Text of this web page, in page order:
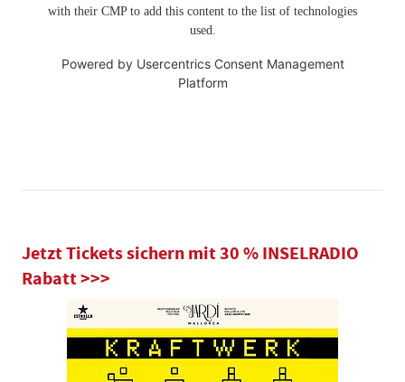
with their CMP to add this content to the list of technologies
used.
Powered by Usercentrics Consent Management
Platform
Jetzt Tickets sichern mit 30 % INSELRADIO
Rabatt >>>